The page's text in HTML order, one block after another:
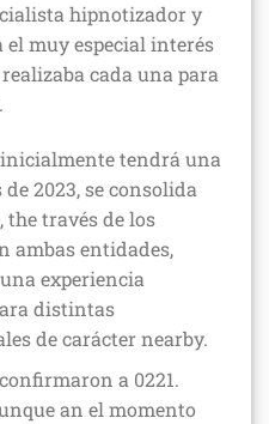
hipnotizador y
muy especial interés
cada una para
tendrá una
2023, se consolida
the través de los
ambas entidades,
experiencia
distintas
de carácter nearby.
a 0221.
an el momento